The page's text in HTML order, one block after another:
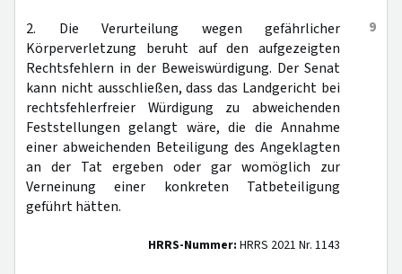
9
2. Die Verurteilung wegen gefährlicher
Körperverletzung beruht auf den aufgezeigten
Rechtsfehlern in der Beweiswürdigung. Der Senat
kann nicht ausschließen, dass das Landgericht bei
rechtsfehlerfreier Würdigung zu abweichenden
Feststellungen gelangt wäre, die die Annahme
einer abweichenden Beteiligung des Angeklagten
an der Tat ergeben oder gar womöglich zur
Verneinung einer konkreten Tatbeteiligung
geführt hätten.
HRRS-Nummer: HRRS 2021 Nr. 1143